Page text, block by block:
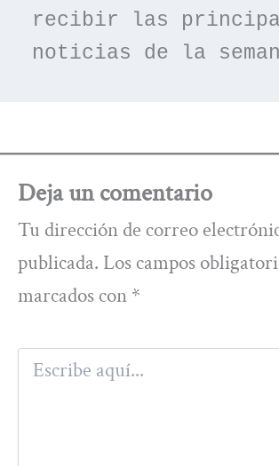
recibir las
noticias de la
Deja un comentario
Tu dirección de correo
publicada. Los campos
marcados con *
Escribe
aquí...